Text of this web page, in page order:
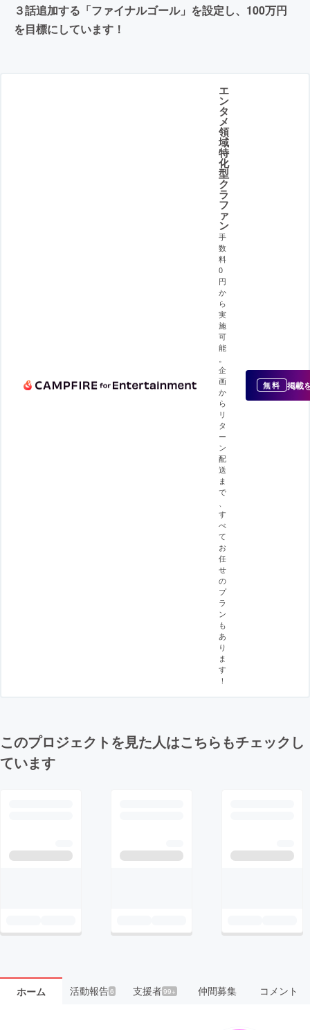
３話追加する「ファイナルゴール」を設定し、100万円
を目標にしています！
エ
ン
タ
メ
領
域
特
化
型
ク
ラ
フ
ァ
ン
手
数
料
0
円
か
ら
実
施
可
能
企
画
か
ら
リ
タ
ー
ン
配
送
ま
で
す
べ
て
お
任
せ
の
プ
ラ
ン
も
あ
り
ま
す
！
無料 掲載
このプロジェクトを見た人はこちらもチェックし
ています
ホーム 活動報告6 支援者99+ 仲間募集 コメント